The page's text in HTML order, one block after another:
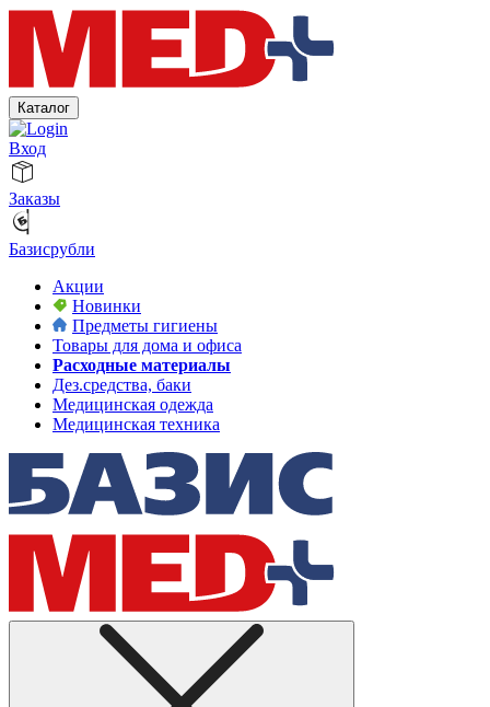
Каталог
Вход
Заказы
Базисрубли
Акции
Новинки
Предметы гигиены
Товары для дома и офиса
Расходные материалы
Дез.средства, баки
Медицинская одежда
Медицинская техника